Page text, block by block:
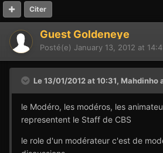
Citer
Guest Goldeneye
Posté(e) January 13, 2012 at
Le 13/01/2012 at 10:31, Mahdinho
le Modéro, les modéros, les
representent le Staff de CBS
le role d'un modérateur c'est de